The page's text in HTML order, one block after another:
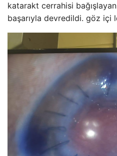
katarakt cerrahisi
başarıyla devredildi. göz içi